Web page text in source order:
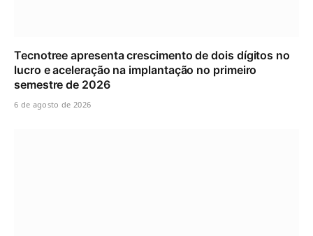
Tecnotree apresenta crescimento de dois dígitos no
lucro e aceleração na implantação no primeiro
semestre de 2026
6 de agosto de 2026